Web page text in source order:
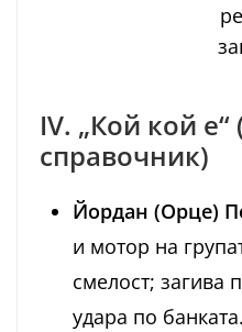
IV. „Кой кой е“
справочник)
Йордан (Орце)
и мотор на
смелост; загива
удара по банката.